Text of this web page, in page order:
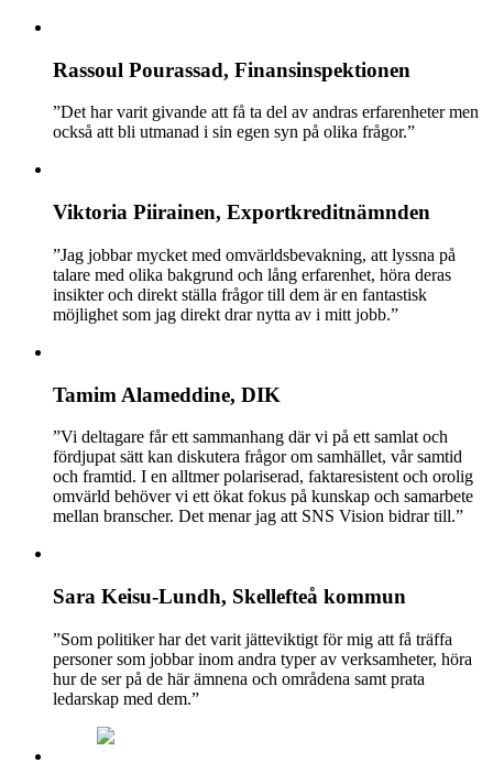
Rassoul Pourassad, Finansinspektionen
”Det har varit givande att få ta del av andras erfarenheter men
också att bli utmanad i sin egen syn på olika frågor.”
Viktoria Piirainen, Exportkreditnämnden
”Jag jobbar mycket med omvärldsbevakning, att lyssna på
talare med olika bakgrund och lång erfarenhet, höra deras
insikter och direkt ställa frågor till dem är en fantastisk
möjlighet som jag direkt drar nytta av i mitt jobb.”
Tamim Alameddine, DIK
”Vi deltagare får ett sammanhang där vi på ett samlat och
fördjupat sätt kan diskutera frågor om samhället, vår samtid
och framtid. I en alltmer polariserad, faktaresistent och orolig
omvärld behöver vi ett ökat fokus på kunskap och samarbete
mellan branscher. Det menar jag att SNS Vision bidrar till.”
Sara Keisu-Lundh, Skellefteå kommun
”Som politiker har det varit jätteviktigt för mig att få träffa
personer som jobbar inom andra typer av verksamheter, höra
hur de ser på de här ämnena och områdena samt prata
ledarskap med dem.”